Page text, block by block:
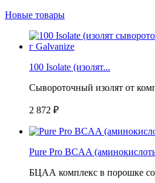
Новые товары
100 Isolate (изолят...
Сывороточный изолят от
2 872 ₽
Pure Pro BCAA
БЦАА комплекс в порошке со